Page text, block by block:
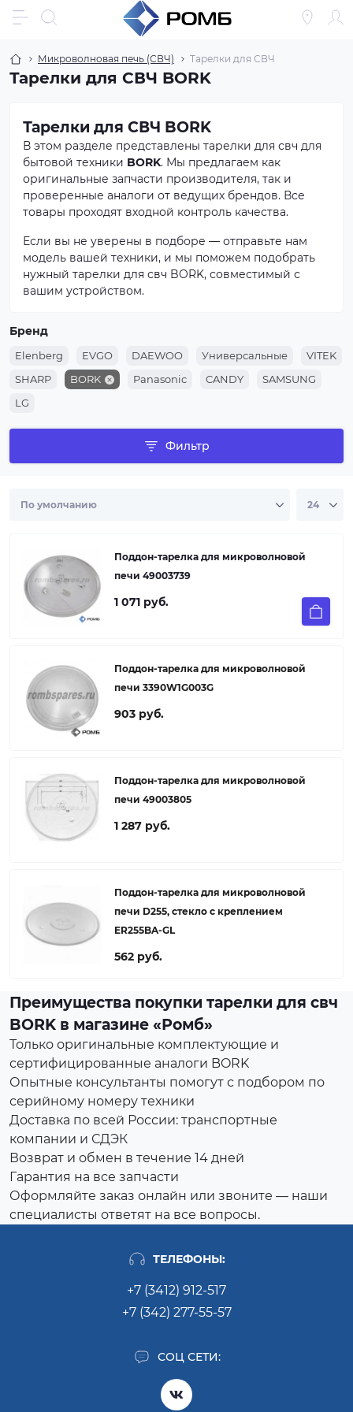
Микроволновая печь (СВЧ) Тарелки для СВЧ
Тарелки для СВЧ BORK
Тарелки для СВЧ BORK
В этом разделе представлены тарелки для свч для
бытовой техники BORK. Мы предлагаем как
оригинальные запчасти производителя, так и
проверенные аналоги от ведущих брендов. Все
товары проходят входной контроль качества.
Если вы не уверены в подборе — отправьте нам
модель вашей техники, и мы поможем подобрать
нужный тарелки для свч BORK, совместимый с
вашим устройством.
Бренд
Elenberg EVGO DAEWOO Универсальные
VITEK
SHARP
BORK Panasonic CANDY
SAMSUNG
LG
Фильтр
Поддон-тарелка для микроволновой
печи 49003739
1 071 руб.
Поддон-тарелка для микроволновой
печи 3390W1G003G
903 руб.
Поддон-тарелка для микроволновой
печи 49003805
1 287 руб.
Поддон-тарелка для микроволновой
печи D255, стекло с креплением
ER255BA-GL
562 руб.
Преимущества покупки тарелки для свч
BORK в магазине «Ромб»
Только оригинальные комплектующие и
сертифицированные аналоги BORK
Опытные консультанты помогут с подбором по
серийному номеру техники
Доставка по всей России: транспортные
компании и СДЭК
Возврат и обмен в течение 14 дней
Гарантия на все запчасти
Оформляйте заказ онлайн или звоните — наши
специалисты ответят на все вопросы.
ТЕЛЕФОНЫ:
+7 (3412) 912-517
+7 (342) 277-55-57
СОЦ СЕТИ: